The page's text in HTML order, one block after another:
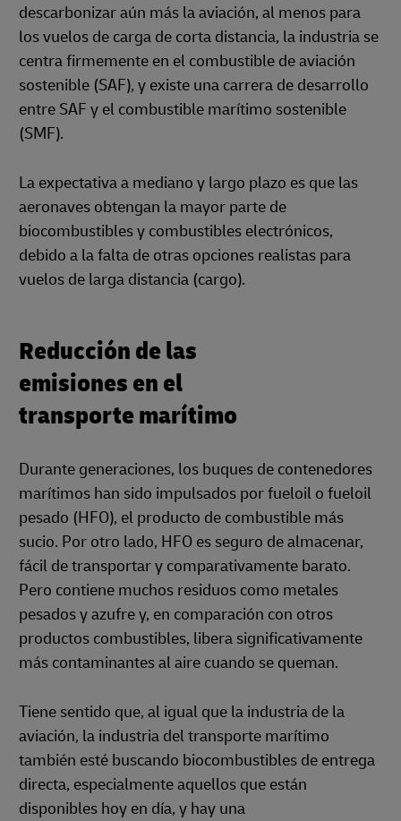
descarbonizar aún más la aviación, al menos para
los vuelos de carga de corta distancia, la industria se
centra firmemente en el combustible de aviación
sostenible (SAF), y existe una carrera de desarrollo
entre SAF y el combustible marítimo sostenible
(SMF).
La expectativa a mediano y largo plazo es que las
aeronaves obtengan la mayor parte de
biocombustibles y combustibles electrónicos,
debido a la falta de otras opciones realistas para
vuelos de larga distancia (cargo).
Reducción de las
emisiones en el
transporte marítimo
Durante generaciones, los buques de contenedores
marítimos han sido impulsados por fueloil o fueloil
pesado (HFO), el producto de combustible más
sucio. Por otro lado, HFO es seguro de almacenar,
fácil de transportar y comparativamente barato.
Pero contiene muchos residuos como metales
pesados y azufre y, en comparación con otros
productos combustibles, libera significativamente
más contaminantes al aire cuando se queman.
Tiene sentido que, al igual que la industria de la
aviación, la industria del transporte marítimo
también esté buscando biocombustibles de entrega
directa, especialmente aquellos que están
disponibles hoy en día, y hay una